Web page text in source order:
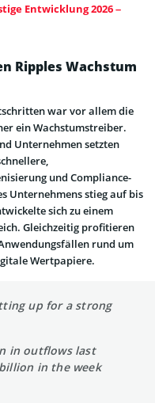
Entwicklung 2026 –
Ripples Wachstum
war vor allem die
ein Wachstumstreiber.
Unternehmen setzten
und Compliance-
Unternehmens stieg auf bis
sich zu einem
Gleichzeitig profitieren
rund um
Wertpapiere.
up for a strong
in outflows last
in the week